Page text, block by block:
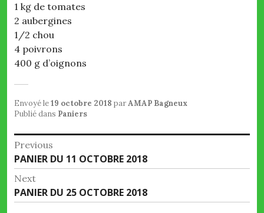
1 kg de tomates
2 aubergines
1/2 chou
4 poivrons
400 g d’oignons
Envoyé le19 octobre 2018 parAMAP Bagneux
Publié dans Paniers
Navigation
de
l’article
Previous
Previous
post:
PANIER DU 11 OCTOBRE 2018
Next
Next
post:
PANIER DU 25 OCTOBRE 2018